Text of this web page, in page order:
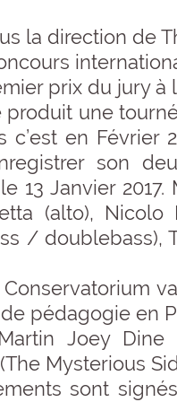
la direction de
prix du jury à
produit une
en Février
son
13 Janvier
(alto), Nicolo
/ doublebass),
pédagogie en
Joey Dine
Mysterious
sont